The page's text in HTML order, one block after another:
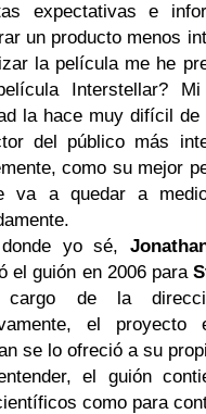
expectativas e
un producto menos
la película me he
Interstellar?
la hace muy difícil
del público más
como su mejor
va a quedar a
yo sé,
el guión en 2006 para
cargo de la
el
se lo ofreció a su
el guión
como para